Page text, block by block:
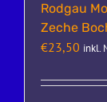
Rodgau
Zeche
€23,50 inkl.